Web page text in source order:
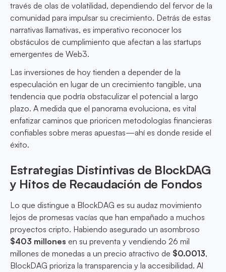
través de olas de volatilidad, dependiendo del fervor de la
comunidad para impulsar su crecimiento. Detrás de estas
narrativas llamativas, es imperativo reconocer los
obstáculos de cumplimiento que afectan a las startups
emergentes de Web3.
Las inversiones de hoy tienden a depender de la
especulación en lugar de un crecimiento tangible, una
tendencia que podría obstaculizar el potencial a largo
plazo. A medida que el panorama evoluciona, es vital
enfatizar caminos que prioricen metodologías financieras
confiables sobre meras apuestas—ahí es donde reside el
éxito.
Estrategias Distintivas de BlockDAG
y Hitos de Recaudación de Fondos
Lo que distingue a BlockDAG es su audaz movimiento
lejos de promesas vacías que han empañado a muchos
proyectos cripto. Habiendo asegurado un asombroso
$403 millones en su preventa y vendiendo 26 mil
millones de monedas a un precio atractivo de $0.0013,
BlockDAG prioriza la transparencia y la accesibilidad. Al